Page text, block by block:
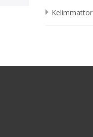
Kelimmattor